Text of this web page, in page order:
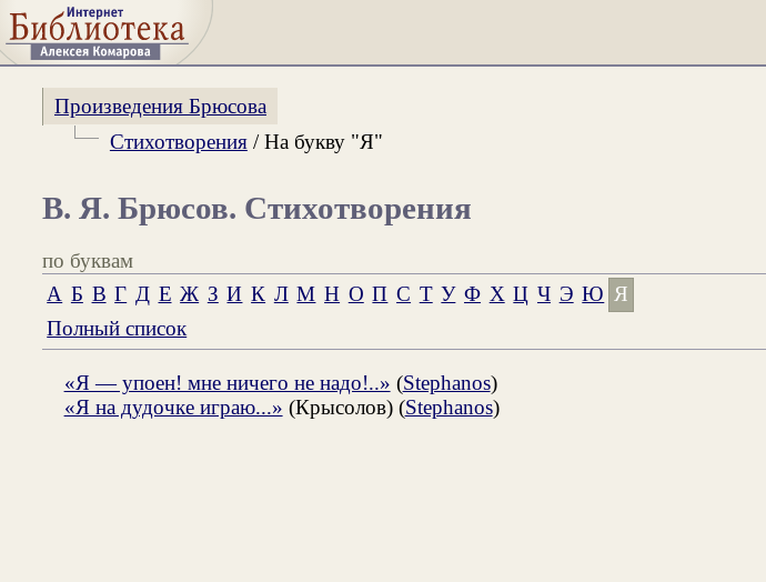
Произведения Брюсова
Стихотворения/ На букву "Я"
В. Я. Брюсов. Стихотворения
по буквам
А Б В Г Д Е Ж З И К Л М Н О П С Т У Ф Х Ц Ч Э Ю Я
Полный список
«Я — упоен! мне ничего не надо!..» (Stephanos)
«Я на дудочке играю...» (Крысолов) (Stephanos)